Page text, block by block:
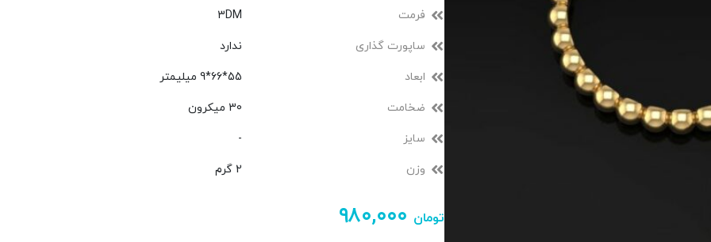
فرمت 3DM
ساپورت گذاری ندارد
ابعاد 55*66*9 میلیمتر
ضخامت 30 میکرون
سایز -
وزن 2 گرم
۹۸۰,۰۰۰ تومان